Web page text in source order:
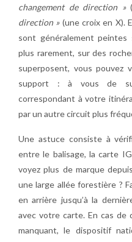
changement de direction »
direction »(une croix en X).
sont généralement
plus rarement, sur des
superposent, vous pouvez
support : à vous de
correspondant à votre
par un autre circuit plus
Une astuce consiste à
entre le balisage, la carte
voyez plus de marque
une large allée forestière ?
en arrière jusqu’à la
avec votre carte. En cas de
manquant, le dispositif